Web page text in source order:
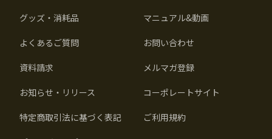
グッズ・消耗品 マニュアル&動画
よくあるご質問 お問い合わせ
資料請求 メルマガ登録
お知らせ・リリース コーポレートサイト
特定商取引法に基づく表記 ご利用規約